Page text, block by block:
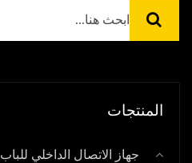
المنتجات
جهاز الاتصال الداخلي للباب